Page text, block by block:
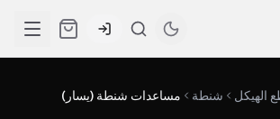
الهيكل شنطة مساعدات شنطة (يسار)